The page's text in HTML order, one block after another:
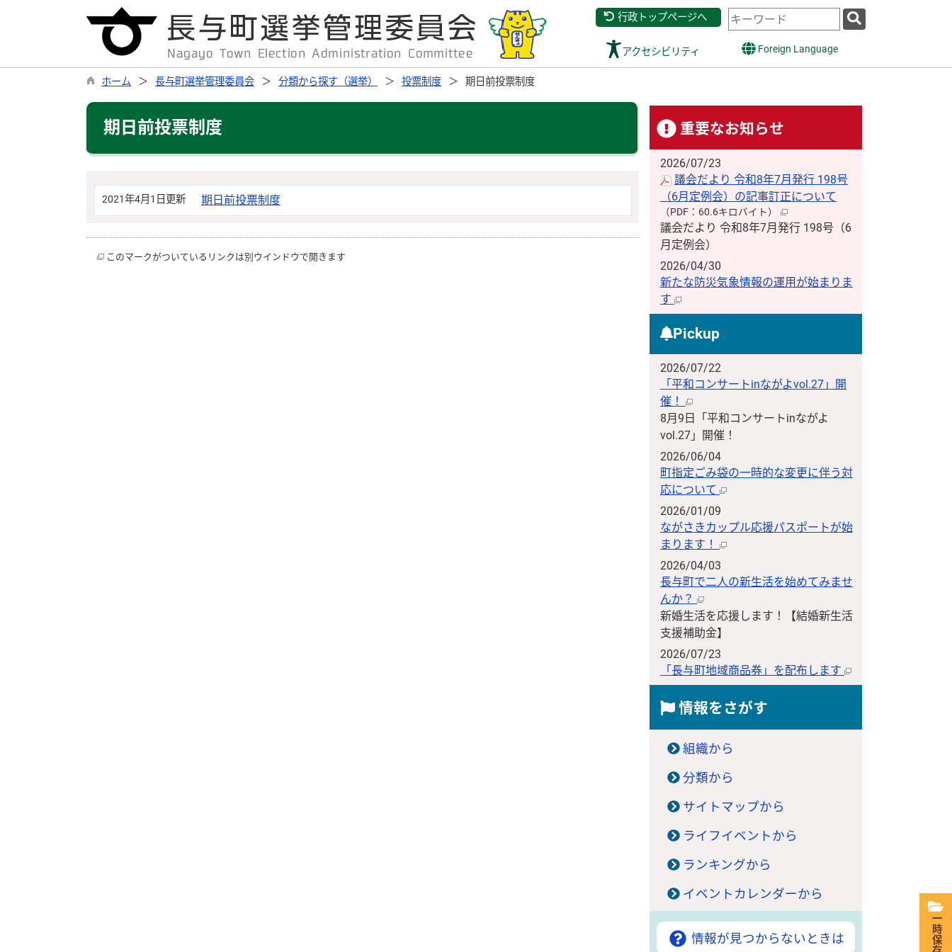
行政トップページへ
検
索
ド
アクセシビリティ Foreign Language
ホーム 長与町選挙管理委員会 分類から探す（選挙） 投票制度 期日前投票制度
期日前投票制度
2021年4月1日更新 期日前投票制度
このマークがついているリンクは別ウインドウで開きます
重要なお知らせ
2026/07/23
議会だより 令和8年7月発行 198号
（6月定例会）の記事訂正について
（PDF：60.6キロバイト）
議会だより 令和8年7月発行 198号（6
月定例会）
2026/04/30
新たな防災気象情報の運用が始まりま
す
Pickup
2026/07/22
「平和コンサートinながよvol.27」開
催！
8月9日「平和コンサートinながよ
vol.27」開催！
2026/06/04
町指定ごみ袋の一時的な変更に伴う対
応について
2026/01/09
ながさきカップル応援パスポートが始
まります！
2026/04/03
長与町で二人の新生活を始めてみませ
んか？
新婚生活を応援します！【結婚新生活
支援補助金】
2026/07/23
「長与町地域商品券」を配布します
情報をさがす
組織から
分類から
サイトマップから
ライフイベントから
ランキングから
イベントカレンダーから
情報が見つからないときは 一時保存